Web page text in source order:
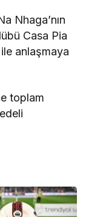
Nhaga’nın
Casa Pia
anlaşmaya
toplam